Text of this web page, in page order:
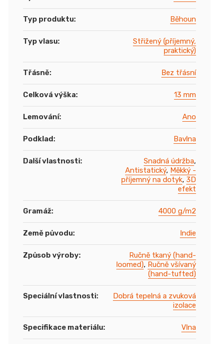
Typ produktu: Běhoun
Typ vlasu:
Střižený (příjemný,
praktický)
Třásně: Bez třásní
Celková výška: 13 mm
Lemování: Ano
Podklad: Bavlna
Další vlastnosti: Snadná údržba,
Antistatický, Měkký -
příjemný na dotyk, 3D
efekt
Gramáž: 4000 g/m2
Země původu: Indie
Způsob výroby:
Ručně tkaný (hand-
loomed), Ručně všívaný
(hand-tufted)
Speciální vlastnosti:
Dobrá tepelná a zvuková
izolace
Specifikace materiálu: Vlna